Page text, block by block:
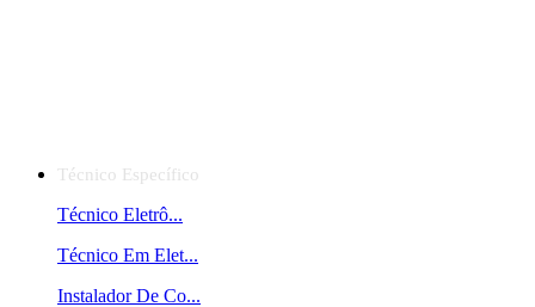
Técnico Específico
Técnico Eletrô...
Técnico Em Elet...
Instalador De Co...